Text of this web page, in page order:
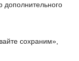
дополнительного
сохраним»,